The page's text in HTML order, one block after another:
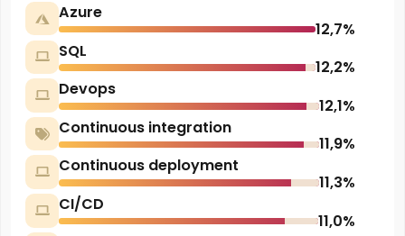
Azure
12,7%
SQL
12,2%
Devops
12,1%
Continuous integration
11,9%
Continuous deployment
11,3%
CI/CD
11,0%